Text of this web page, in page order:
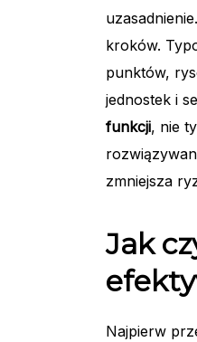
kroków.
punktów,
jednostek i
funkcji, nie
zmniejsza
Jak
Najpierw